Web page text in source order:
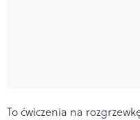
To ćwiczenia na